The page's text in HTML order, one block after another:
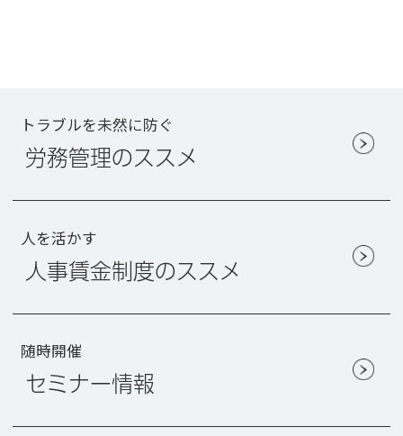
トラブルを未然に防ぐ
労務管理のススメ
人を活かす
人事賃金制度のススメ
随時開催
セミナー情報